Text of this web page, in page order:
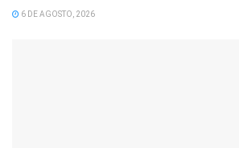
6 DE AGOSTO, 2026